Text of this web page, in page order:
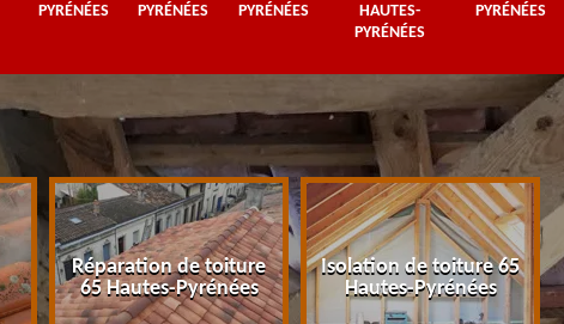
PYRÉNÉES
PYRÉNÉES
PYRÉNÉES
HAUTES-
PYRÉNÉES
PYRÉNÉES
Réparation de toiture
65 Hautes-Pyrénées
Isolation de toiture 65
Hautes-Pyrénées